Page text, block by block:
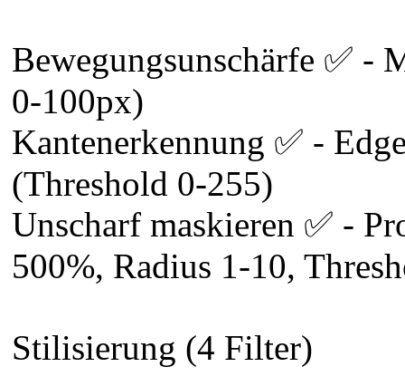
Bewegungsunschärfe ✅ -
0-100px)
Kantenerkennung ✅ -
(Threshold 0-255)
Unscharf maskieren ✅ -
500%, Radius 1-10,
Stilisierung (4 Filter)